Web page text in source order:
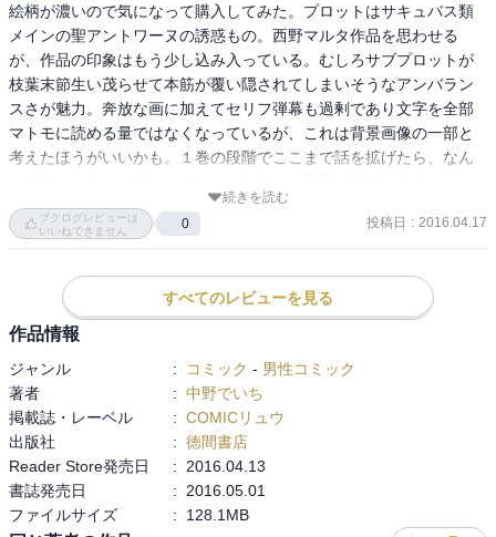
絵柄が濃いので気になって購入してみた。プロットはサキュバス類
メインの聖アントワーヌの誘惑もの。西野マルタ作品を思わせる
が、作品の印象はもう少し込み入っている。むしろサブプロットが
枝葉末節生い茂らせて本筋が覆い隠されてしまいそうなアンバラン
スさが魅力。奔放な画に加えてセリフ弾幕も過剰であり文字を全部
マトモに読める量ではなくなっているが、これは背景画像の一部と
考えたほうがいいかも。１巻の段階でここまで話を拡げたら、なん
が、さらに予想外の展開を期待して続刊を待つ。
続きを読む
ブクログレビューは
いいねできません
0 投稿日 : 2016.04.17
すべてのレビューを見る
作品情報
ジャンル : コミック - 男性コミック
著者
: 中野でいち
掲載誌・レーベル
: COMICリュウ
出版社
: 徳間書店
Reader Store発売日
:
2016.04.13
書誌発売日
:
2016.05.01
ファイルサイズ
: 128.1MB